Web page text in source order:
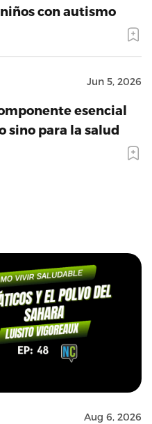
con autismo
Jun 5, 2026
esencial
sino para la salud
Aug 6, 2026